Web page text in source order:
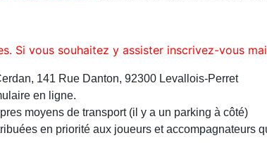
Si vous souhaitez y assister inscrivez-vous
141 Rue Danton, 92300 Levallois-Perret
en ligne.
moyens de transport (il y a un parking à côté)
en priorité aux joueurs et accompagnateurs